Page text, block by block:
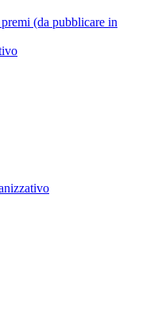
(da pubblicare in